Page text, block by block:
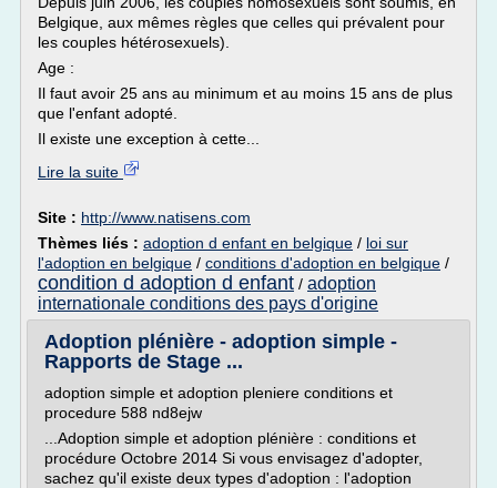
Belgique, aux mêmes règles que celles qui prévalent pour
les couples hétérosexuels).
Age :
Il faut avoir 25 ans au minimum et au moins 15 ans de plus
que l'enfant adopté.
Il existe une exception à cette...
Lire la suite
Site : http://www.natisens.com
Thèmes liés : adoption d enfant en belgique / loi sur
l'adoption en belgique / conditions d'adoption en belgique /
condition d adoption d enfant / adoption
internationale conditions des pays d'origine
Adoption plénière - adoption simple -
Rapports de Stage ...
adoption simple et adoption pleniere conditions et
procedure 588 nd8ejw
...Adoption simple et adoption plénière : conditions et
procédure Octobre 2014 Si vous envisagez d'adopter,
sachez qu'il existe deux types d'adoption : l'adoption